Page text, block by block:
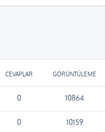
CEVAPLAR GÖRÜNTÜLEME
0 10864
0 10159